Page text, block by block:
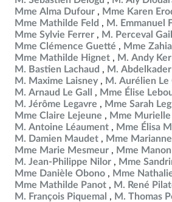
Mme Alma Dufour
Mme Karen
Mme Mathilde Feld
M. Emmanuel
Mme Sylvie Ferrer
M. Perceval
Mme Clémence Guetté
Mme
Mme Mathilde Hignet
M. Andy
M. Bastien Lachaud
M.
M. Maxime Laisney
M. Aurélien Le
M. Arnaud Le Gall
Mme Élise
M. Jérôme Legavre
Mme Sarah
Mme Claire Lejeune
Mme Murielle
M. Antoine Léaument
Mme Élisa
M. Damien Maudet
Mme
Mme Marie Mesmeur
Mme
M. Jean-Philippe Nilor
Mme
Mme Danièle Obono
Mme
Mme Mathilde Panot
M. René
M. François Piquemal
M. Thomas